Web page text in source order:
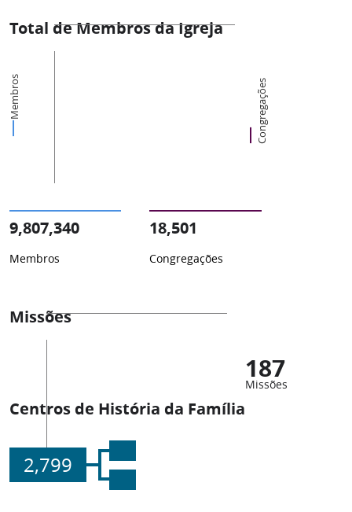
Total de Membros da Igreja
Membros Congregações
9,807,340
Membros
18,501
Congregações
Missões
187
Missões
Centros de História da Família
2,799